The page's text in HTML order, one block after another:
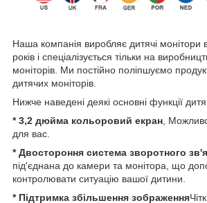
Наша компанія виробляє дитячі монітори
років і спеціалізується тільки на
моніторів. Ми постійно поліпшуємо
дитячих моніторів.
Нижче наведені деякі основні функції
* 3,2 дюйма кольоровий екран ,
для вас.
* Двостороння система зворотного
під'єднана до камери та монітора, що
контролювати ситуацію вашої дитини.
* Підтримка збільшення зображення